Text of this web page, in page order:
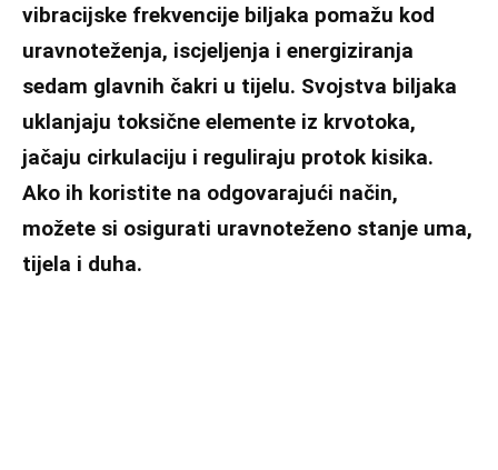
vibracijske frekvencije biljaka pomažu kod
uravnoteženja, iscjeljenja i energiziranja
sedam glavnih čakri u tijelu. Svojstva biljaka
uklanjaju toksične elemente iz krvotoka,
jačaju cirkulaciju i reguliraju protok kisika.
Ako ih koristite na odgovarajući način,
možete si osigurati uravnoteženo stanje uma,
tijela i duha.